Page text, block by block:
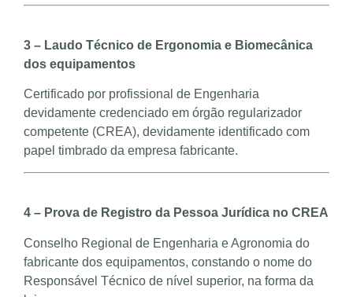
3 – Laudo Técnico de Ergonomia e Biomecânica
dos equipamentos
Certificado por profissional de Engenharia
devidamente credenciado em órgão regularizador
competente (CREA), devidamente identificado com
papel timbrado da empresa fabricante.
4 – Prova de Registro da Pessoa Jurídica no CREA
Conselho Regional de Engenharia e Agronomia do
fabricante dos equipamentos, constando o nome do
Responsável Técnico de nível superior, na forma da